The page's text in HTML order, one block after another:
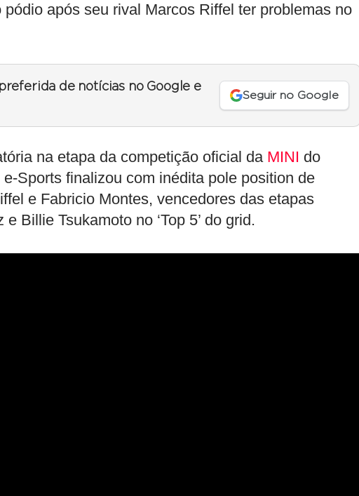
após seu rival Marcos Riffel ter problemas no
de notícias no Google e
Seguir no Google
na etapa da competição oficial da MINI do
Sports finalizou com inédita pole position de
e Fabricio Montes, vencedores das etapas
Billie Tsukamoto no ‘Top 5’ do grid.